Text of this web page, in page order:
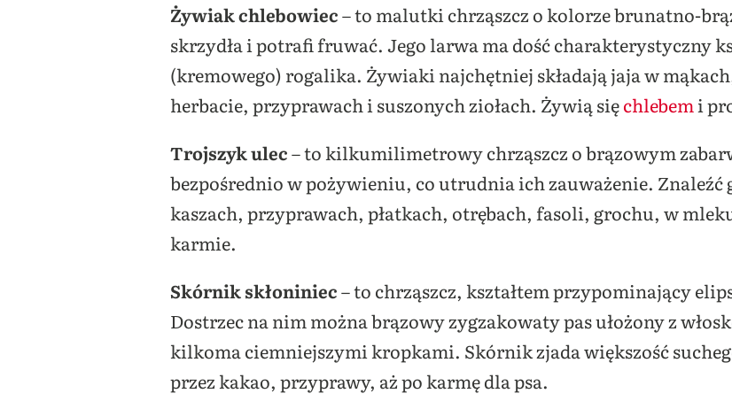
Żywiak chlebowiec– to malutki chrząszcz o kolorze brunatno-
skrzydła i potrafi fruwać. Jego larwa ma dość charakterystyczny
(kremowego) rogalika. Żywiaki najchętniej składają jaja w
herbacie, przyprawach i suszonych ziołach. Żywią sięchlebemi
Trojszyk ulec– to kilkumilimetrowy chrząszcz o brązowym
bezpośrednio w pożywieniu, co utrudnia ich zauważenie. Znaleźć
kaszach, przyprawach, płatkach, otrębach, fasoli, grochu, w
karmie.
Skórnik skłoniniec– to chrząszcz, kształtem przypominający
Dostrzec na nim można brązowy zygzakowaty pas ułożony z
kilkoma ciemniejszymi kropkami. Skórnik zjada większość
przez kakao, przyprawy, aż po karmę dla psa.